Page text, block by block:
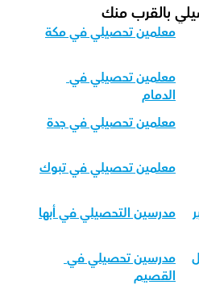
بالقرب منك
معلمين تحصيلي في مكة
معلمين تحصيلي في
الدمام
معلمين تحصيلي في جدة
معلمين تحصيلي في تبوك
مدرسين التحصيلي في أبها
مدرسين تحصيلي في
القصيم